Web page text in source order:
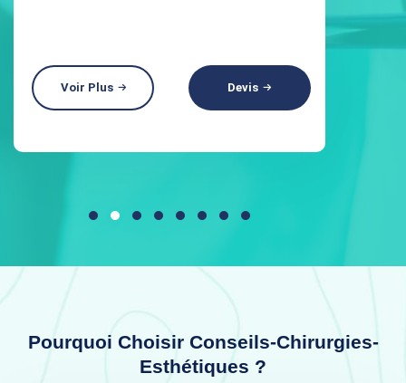
Voir Plus Devis
Pourquoi Choisir Conseils-Chirurgies-
Esthétiques ?